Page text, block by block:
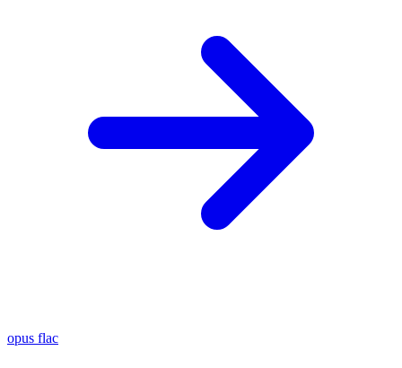
opus flac